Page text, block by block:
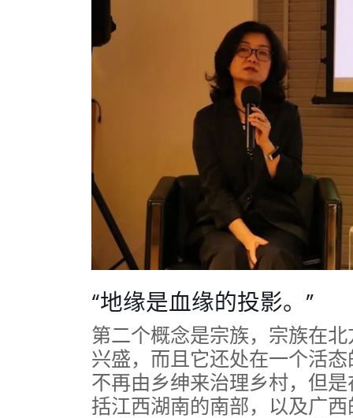
“地缘是血缘的投影。”
第二个概念是宗族，宗族在
兴盛，而且它还处在一个活
不再由乡绅来治理乡村，但
括江西湖南的南部，以及广